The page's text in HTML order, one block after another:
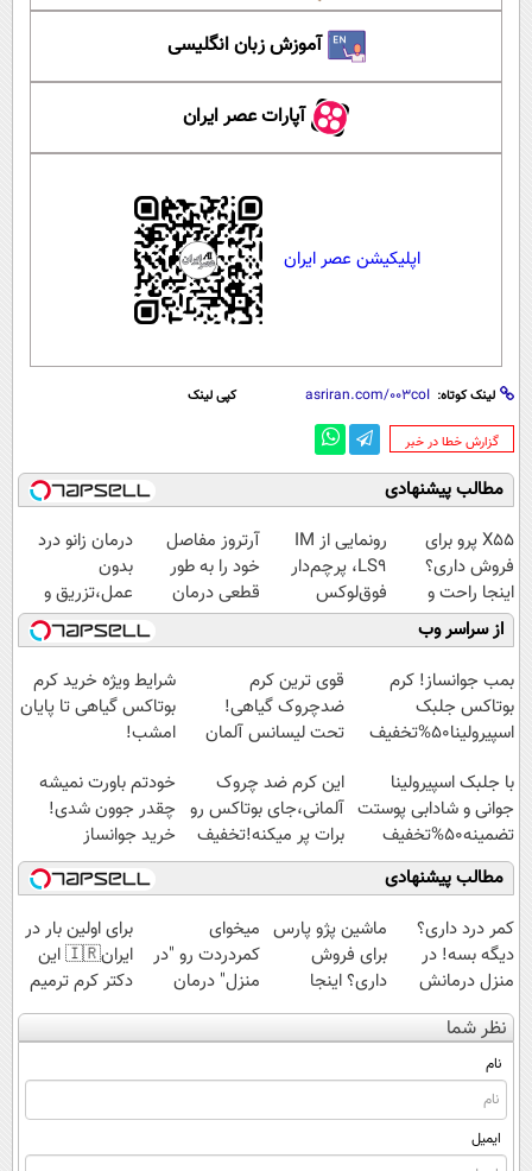
آموزش زبان انگلیسی
آپارات عصر ایران
اپلیکیشن عصر ایران
لینک کوتاه: کپی لینک
‌گزارش خطا در خبر
مطالب پیشنهادی
X55 پرو برای
فروش داری؟
اینجا راحت و
سریع بفروشش
رونمایی از IM
LS9، پرچم‌دار
فوق‌لوکس
EREV وارد بازار
ایران شد
آرتروز مفاصل
خود را به طور
قطعی درمان
کنید!
◗پرسش‌نامه◖
درمان زانو درد
بدون
عمل،تزریق و
دارو
(◂پرسش‌نامه)
از سراسر وب
بمب جوانساز! کرم
بوتاکس جلبک
اسپیرولینا50%تخفیف
قوی ترین کرم
ضدچروک گیاهی!
تحت لیسانس آلمان
شرایط ویژه خرید کرم
بوتاکس گیاهی تا پایان
امشب!
با جلبک اسپیرولینا
جوانی و شادابی پوستت
تضمینه50%تخفیف
این کرم ضد چروک
آلمانی،جای بوتاکس رو
برات پر میکنه!تخفیف
تا امشب
خودتم باورت نمیشه
چقدر جوون شدی!
خرید جوانساز
اسپیرولینا با تخفیف
ویژه
مطالب پیشنهادی
کمر درد داری؟
دیگه بسه! در
منزل درمانش
کن
(◀پرسش‌نامه)
ماشین پژو پارس
برای فروش
داری؟ اینجا
سریع بفروشش
میخوای
کمردردت رو "در
منزل" درمان
کنی؟ (◂فیلم +
◂پرسش‌نامه)
برای اولین بار در
ایران🇮🇷 این
دکتر کرم ترمیم
کننده 23 روزه
ساخت!
نظر شما
نام
ایمیل